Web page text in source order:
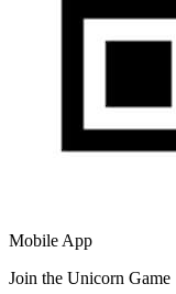
Mobile App
Join the Unicorn Game